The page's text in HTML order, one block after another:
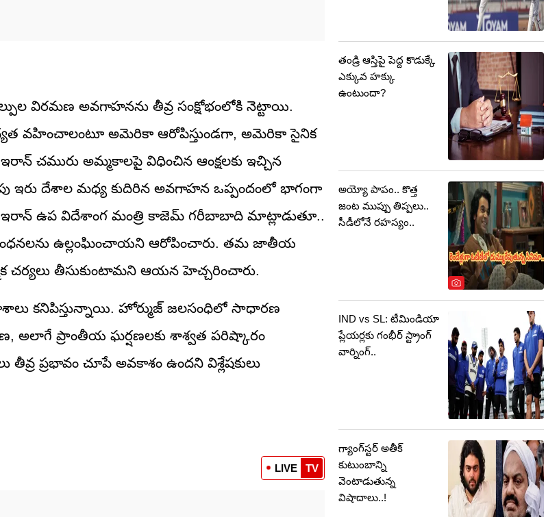
విరమణ అవగాహనను తీవ్ర సంక్షోభంలోకి నెట్టాయి.
వహించాలంటూ అమెరికా ఆరోపిస్తుండగా, అమెరికా సైనిక
చమురు అమ్మకాలపై విధించిన ఆంక్షలకు ఇచ్చిన
దేశాల మధ్య కుదిరిన అవగాహన ఒప్పందంలో భాగంగా
ఇరాన్ ఉప విదేశాంగ మంత్రి కాజెమ్ గరీబాబాది మాట్లాడుతూ..
ఉల్లంఘించాయని ఆరోపించారు. తమ జాతీయ
చర్యలు తీసుకుంటామని ఆయన హెచ్చరించారు.
కనిపిస్తున్నాయి. హోర్ముజ్ జలసంధిలో సాధారణ
అలాగే ప్రాంతీయ ఘర్షణలకు శాశ్వత పరిష్కారం
ప్రభావం చూపే అవకాశం ఉందని విశ్లేషకులు
LIVE TV
తండ్రి ఆస్తిపై పెద్ద కొడుక్కే
ఎక్కువ హక్కు
ఉంటుందా?
అయ్యో పాపం.. కొత్త
జంట ముప్పు తిప్పలు..
సీడీలోనే రహస్యం..
IND vs SL: టీమిండియా
ప్లేయర్లకు గంభీర్ స్ట్రాంగ్
వార్నింగ్..
గ్యాంగ్‌స్టర్ అతీక్
కుటుంబాన్ని
వెంటాడుతున్న
విషాదాలు..!